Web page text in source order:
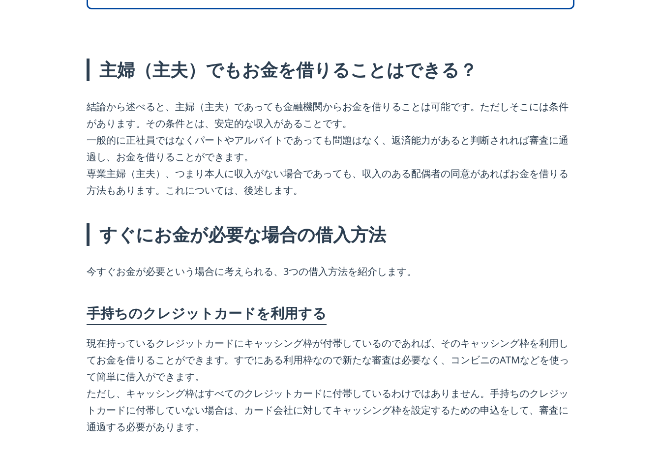
主婦（主夫）でもお金を借りることはできる？
結論から述べると、主婦（主夫）であっても金融機関からお金を借りることは可能です。ただしそこには条件
があります。その条件とは、安定的な収入があることです。
一般的に正社員ではなくパートやアルバイトであっても問題はなく、返済能力があると判断されれば審査に通
過し、お金を借りることができます。
専業主婦（主夫）、つまり本人に収入がない場合であっても、収入のある配偶者の同意があればお金を借りる
方法もあります。これについては、後述します。
すぐにお金が必要な場合の借入方法
今すぐお金が必要という場合に考えられる、3つの借入方法を紹介します。
手持ちのクレジットカードを利用する
現在持っているクレジットカードにキャッシング枠が付帯しているのであれば、そのキャッシング枠を利用し
てお金を借りることができます。すでにある利用枠なので新たな審査は必要なく、コンビニのATMなどを使っ
て簡単に借入ができます。
ただし、キャッシング枠はすべてのクレジットカードに付帯しているわけではありません。手持ちのクレジッ
トカードに付帯していない場合は、カード会社に対してキャッシング枠を設定するための申込をして、審査に
通過する必要があります。